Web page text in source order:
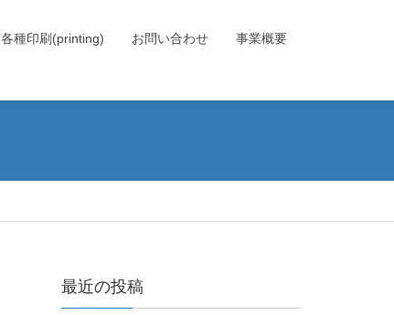
各種印刷(printing) お問い合わせ 事業概要
最近の投稿